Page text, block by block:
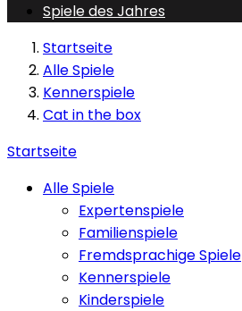
Spiele des Jahres
Startseite
Alle Spiele
Kennerspiele
Cat in the box
Startseite
Alle Spiele
Expertenspiele
Familienspiele
Fremdsprachige Spiele
Kennerspiele
Kinderspiele